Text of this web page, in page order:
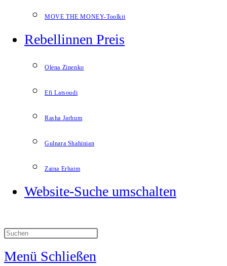
MOVE THE MONEY-Toolkit
Rebellinnen Preis
Olena Zinenko
Efi Latsoudi
Rasha Jarhum
Gulnara Shahinian
Zaina Erhaim
Website-Suche umschalten
Menü Schließen